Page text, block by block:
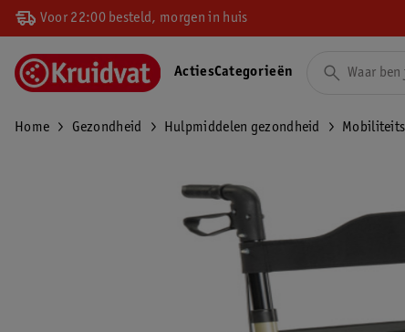
Voor 22:00 besteld, morgen in huis
ActiesCategorieën
Home Gezondheid Hulpmiddelen gezondheid